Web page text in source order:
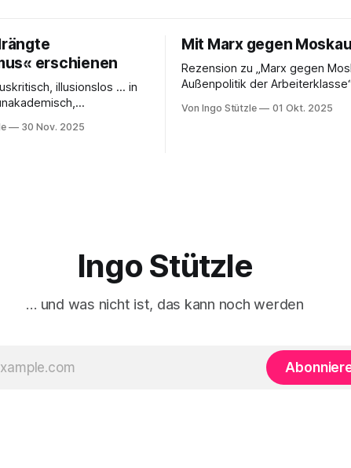
erschienen
illusionslos … in
und zu handeln
30 Nov. 2025
Mit Marx gegen
Rezension zu „Marx gegen
Außenpolitik der
Angriffskrieg auf die Ukraine hat
Von Ingo Stützle 01 Okt. 2025
Ingo Stützle
… und was nicht ist, das kann noch werden